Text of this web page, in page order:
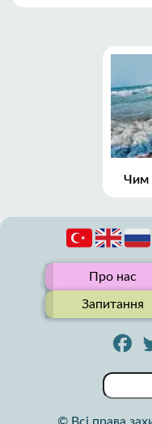
Чим
Про нас
Запитання